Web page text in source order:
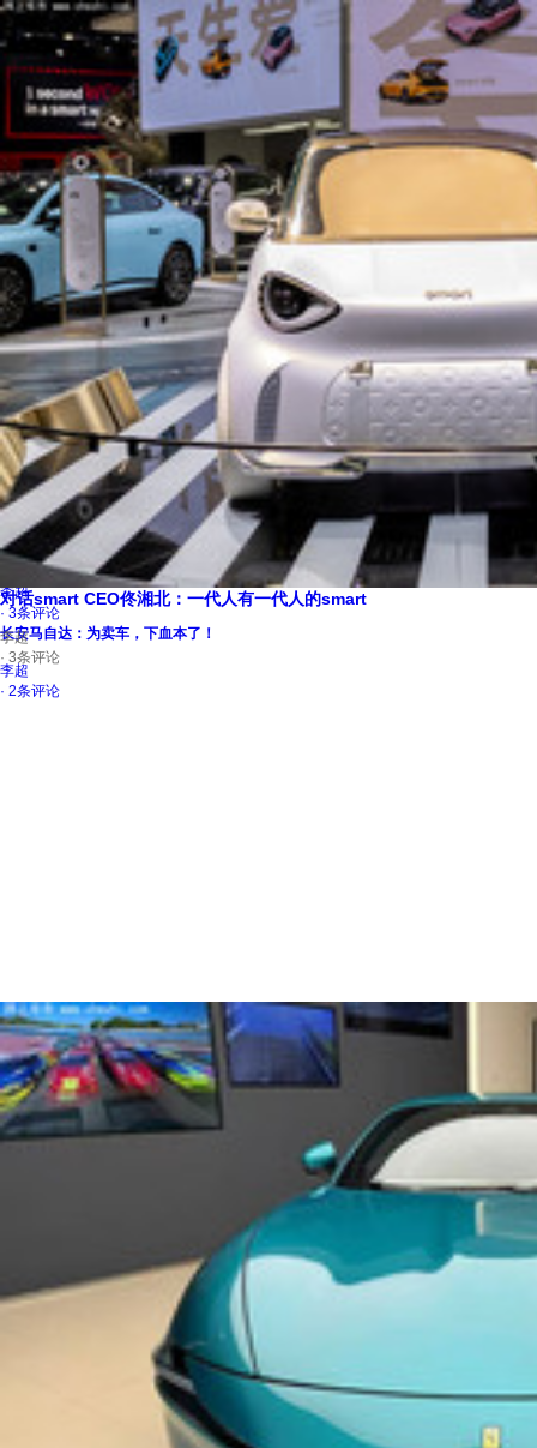
网上车市 北京 [切换] 全部城市>>
网上车市 > 资讯首页 > 行业分析
高端访谈
上汽奥迪谢施奇：AUDI第二款车就“爆”了！
李超
· 6条评论
傅强谈E7X：奥迪 VS 小米，我们压根不怕比
李超
· 6条评论
26.98万！陶海龙谈：奥迪E7X 为什么定这个价？
李超
· 7条评论
对话：法拉利全球CEO “创新！必须改变视角”
李龙云汉
· 3条评论
奔驰CTO：未来S级或用更多物理按键，油车、电车设计将逐渐趋同
李超
· 63条评论
三大首款加持 一汽-大众 ID.AURA T6下半年上市
李超
· 3条评论
长安马自达：为卖车，下血本了！
李超
· 2条评论
对话smart CEO佟湘北：一代人有一代人的smart
李超
· 3条评论